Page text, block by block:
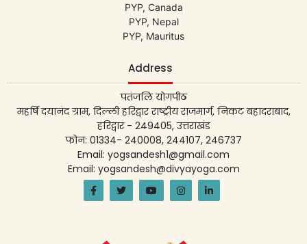
PYP, Canada
PYP, Nepal
PYP, Mauritus
Address
पतंजलि योगपीठ
महर्षि दयानंद ग्राम, दिल्ली हरिद्वार राष्ट्रीय राजमार्ग, निकट बहादराबाद,
हरिद्वार - 249405, उत्तराखंड
फोन: 01334- 240008, 244107, 246737
Email: yogsandesh1@gmail.com
Email: yogsandesh@divyayoga.com